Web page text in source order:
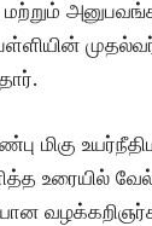
மிகு
உரையில்